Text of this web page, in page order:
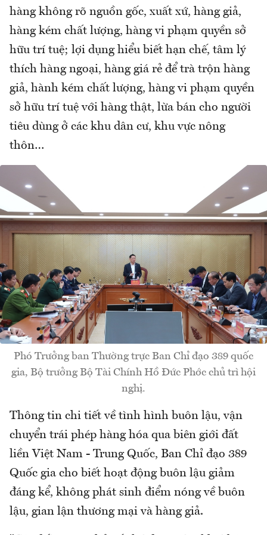
hàng không rõ nguồn gốc, xuất xứ, hàng giả,
hàng kém chất lượng, hàng vi phạm quyền sở
hữu trí tuệ; lợi dụng hiểu biết hạn chế, tâm lý
thích hàng ngoại, hàng giá rẻ để trà trộn hàng
giả, hành kém chất lượng, hàng vi phạm quyền
sở hữu trí tuệ với hàng thật, lừa bán cho người
tiêu dùng ở các khu dân cư, khu vực nông
thôn…
Phó Trưởng ban Thường trực Ban Chỉ đạo 389 quốc
gia, Bộ trưởng Bộ Tài Chính Hồ Đức Phớc chủ trì hội
nghị.
Thông tin chi tiết về tình hình buôn lậu, vận
chuyển trái phép hàng hóa qua biên giới đất
liền Việt Nam - Trung Quốc, Ban Chỉ đạo 389
Quốc gia cho biết hoạt động buôn lậu giảm
đáng kể, không phát sinh điểm nóng về buôn
lậu, gian lận thương mại và hàng giả.